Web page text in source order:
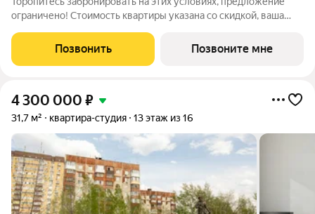
ограничено! Стоимость квартиры указана со скидкой, ваша
вам все подробно расскажем. Однокомнатная квартира-студия
с предчистовой отделкой
Позвонить Позвоните мне
4 300 000 ₽
31,7 м² квартира-студия 13 этаж из 16